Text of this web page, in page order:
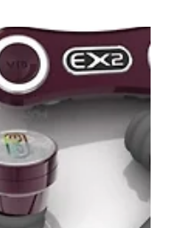
용 마이크/리모컨이 탑재되
207i 제품 포장 케이스만
다. 케이스에는 제품 설명 및
는 골전도에 대한 간단하게